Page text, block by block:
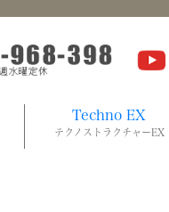
Techno EX
テクノストラクチャーEX